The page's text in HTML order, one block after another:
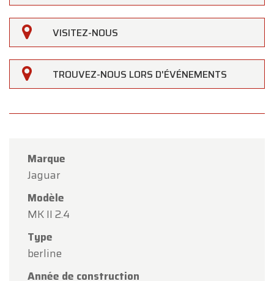
VISITEZ-NOUS
TROUVEZ-NOUS LORS D'ÉVÉNEMENTS
Marque
Jaguar
Modèle
MK II 2.4
Type
berline
Année de construction
Oldtimerfarm
Chers clients,